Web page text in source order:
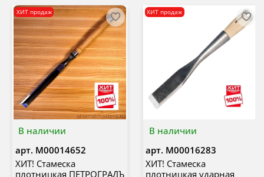
В наличии
ХИТ продаж
арт. М00014652
ХИТ! Стамеска
плотницкая ПЕТРОГРАДЪ
В наличии
ХИТ продаж
арт. М00016283
ХИТ! Стамеска
плотницкая ударная